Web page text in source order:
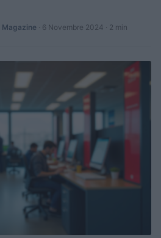
· 6 Novembre 2024 · 2 min